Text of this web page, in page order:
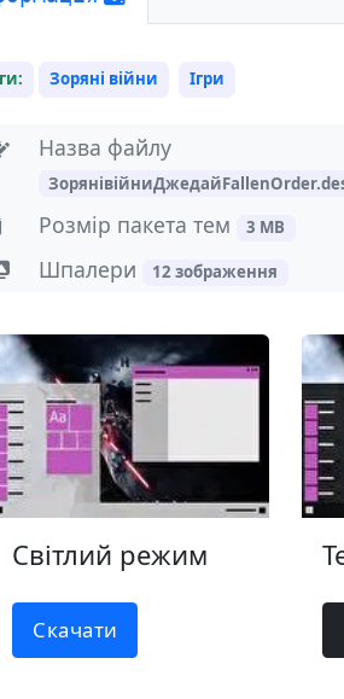
Зоряні війни Ігри
Назва файлу
Розмір пакета тем 3 MB
Шпалери 12 зображення
Світлий режим
Скачати